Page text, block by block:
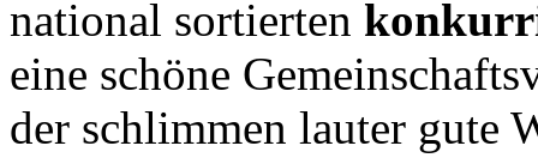
national sortierten
eine schöne
der schlimmen lauter gute